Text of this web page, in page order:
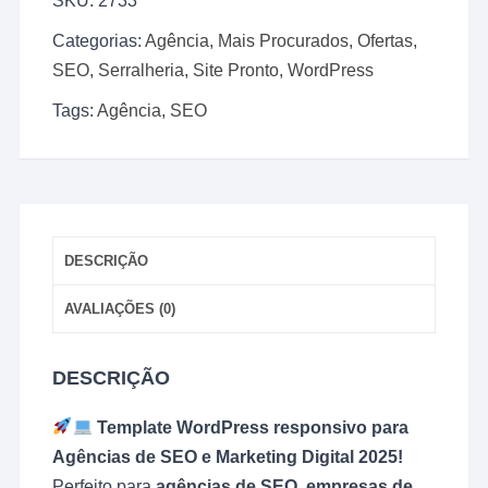
para
agencia
de
seo
Categorias:Agência, Mais Procurados,Ofertas,
SEO, Serralheria, Site Pronto,WordPress
Tags:Agência, SEO
DESCRIÇÃO
AVALIAÇÕES (0)
DESCRIÇÃO
Template WordPress responsivo para
Agências de SEO e Marketing Digital 2025!